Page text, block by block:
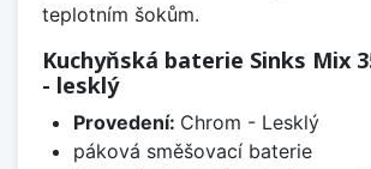
teplotním šokům.
Kuchyňská baterie Sinks Mix
- lesklý
Provedení: Chrom - Lesklý
páková směšovací baterie